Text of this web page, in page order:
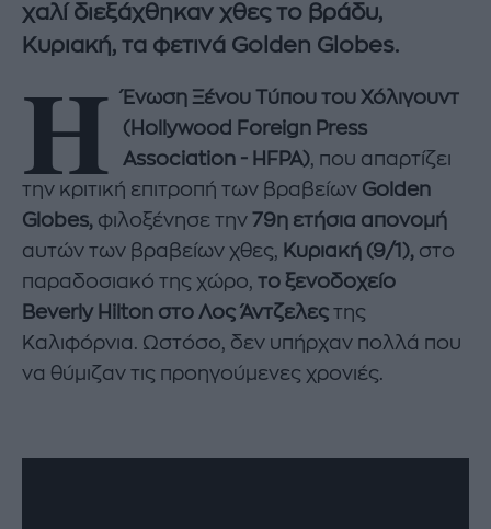
χαλί διεξάχθηκαν χθες το βράδυ,
Κυριακή, τα φετινά Golden Globes.
Η
Ένωση Ξένου Τύπου του Χόλιγουντ
(Hollywood Foreign Press
Association - HFPA), που απαρτίζει
την κριτική επιτροπή των βραβείων Golden
Globes, φιλοξένησε την 79η ετήσια απονομή
αυτών των βραβείων χθες, Κυριακή (9/1), στο
παραδοσιακό της χώρο, το ξενοδοχείο
Beverly Hilton στο Λος Άντζελες της
Καλιφόρνια. Ωστόσο, δεν υπήρχαν πολλά που
να θύμιζαν τις προηγούμενες χρονιές.